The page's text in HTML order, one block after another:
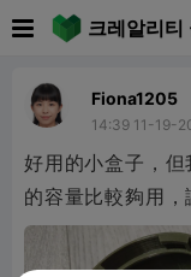
크레알리티
Fiona1205
14:39 11-19-
好用的小盒子，
的容量比較夠用，